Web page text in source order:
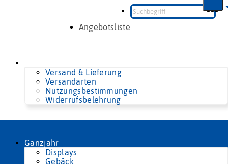
Angebotsliste
Versand & Lieferung
Versandarten
Nutzungsbestimmungen
Widerrufsbelehrung
Ganzjahr
Displays
Gebäck